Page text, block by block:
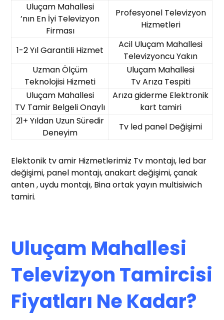
Uluçam Mahallesi
’nın En İyi Televizyon
Firması
Profesyonel Televizyon
Hizmetleri
1-2 Yıl Garantili Hizmet
Acil Uluçam Mahallesi
Televizyoncu Yakın
Uzman Ölçüm
Teknolojisi Hizmeti
Uluçam Mahallesi
Tv Arıza Tespiti
Uluçam Mahallesi
TV Tamir Belgeli Onaylı
Arıza giderme Elektronik
kart tamiri
21+ Yıldan Uzun Süredir
Deneyim
Tv led panel Değişimi
Elektonik tv amir Hizmetlerimiz Tv montajı, led bar
değişimi, panel montajı, anakart değişimi, çanak
anten , uydu montajı, Bina ortak yayın multisiwich
tamiri.
Uluçam Mahallesi
Televizyon Tamircisi
Fiyatları Ne Kadar?